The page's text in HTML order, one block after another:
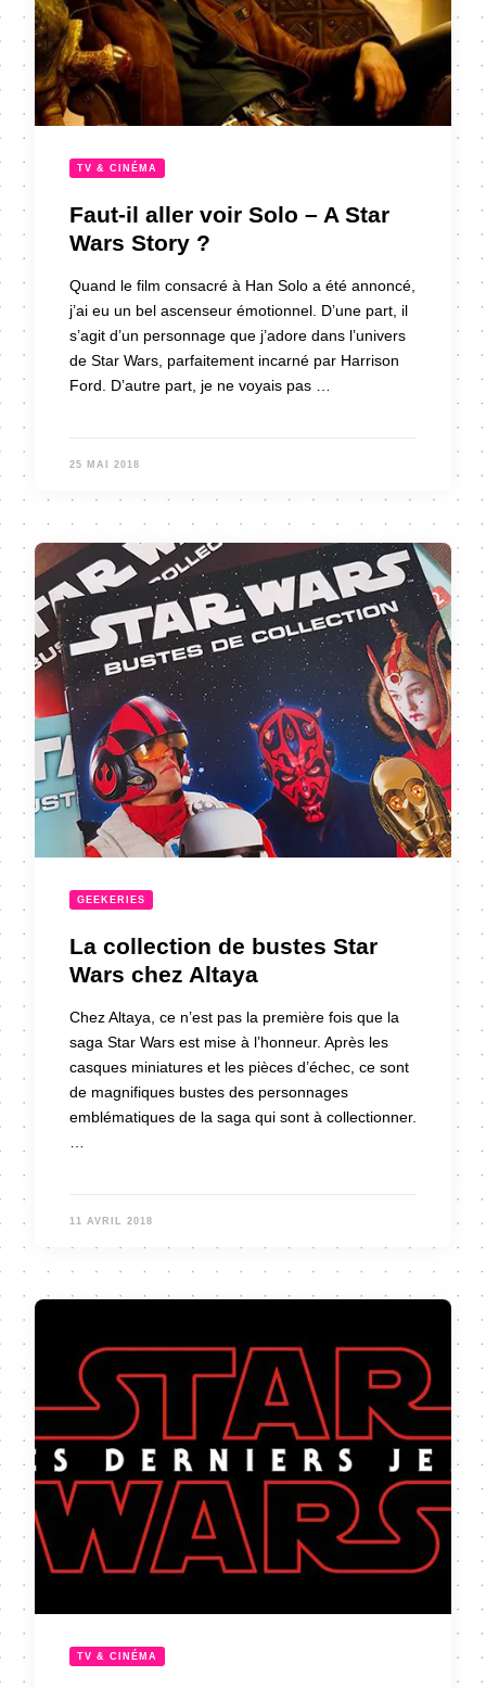
TV & CINÉMA
Faut-il aller voir Solo – A Star
Wars Story ?
Quand le film consacré à Han Solo a été annoncé,
j’ai eu un bel ascenseur émotionnel. D’une part, il
s’agit d’un personnage que j’adore dans l’univers
de Star Wars, parfaitement incarné par Harrison
Ford. D’autre part, je ne voyais pas …
25 MAI 2018
GEEKERIES
La collection de bustes Star
Wars chez Altaya
Chez Altaya, ce n’est pas la première fois que la
saga Star Wars est mise à l’honneur. Après les
casques miniatures et les pièces d’échec, ce sont
de magnifiques bustes des personnages
emblématiques de la saga qui sont à collectionner.
11 AVRIL 2018
TV & CINÉMA